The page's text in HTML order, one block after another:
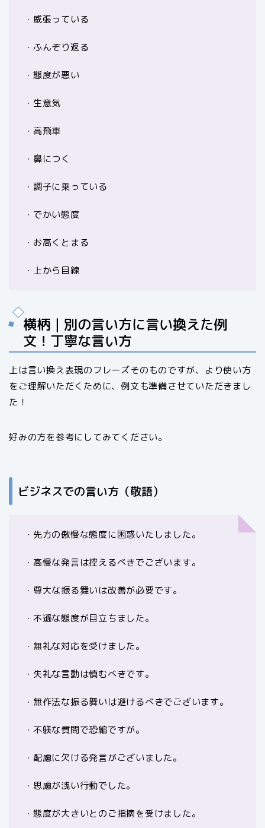
・威張っている
・ふんぞり返る
・態度が悪い
・生意気
・高飛車
・鼻につく
・調子に乗っている
・でかい態度
・お高くとまる
・上から目線
横柄｜別の言い方に言い換えた例
文！丁寧な言い方
上は言い換え表現のフレーズそのものですが、より使い方
をご理解いただくために、例文も準備させていただきまし
た！
好みの方を参考にしてみてください。
ビジネスでの言い方（敬語）
・先方の傲慢な態度に困惑いたしました。
・高慢な発言は控えるべきでございます。
・尊大な振る舞いは改善が必要です。
・不遜な態度が目立ちました。
・無礼な対応を受けました。
・失礼な言動は慎むべきです。
・無作法な振る舞いは避けるべきでございます。
・不躾な質問で恐縮ですが。
・配慮に欠ける発言がございました。
・思慮が浅い行動でした。
・態度が大きいとのご指摘を受けました。